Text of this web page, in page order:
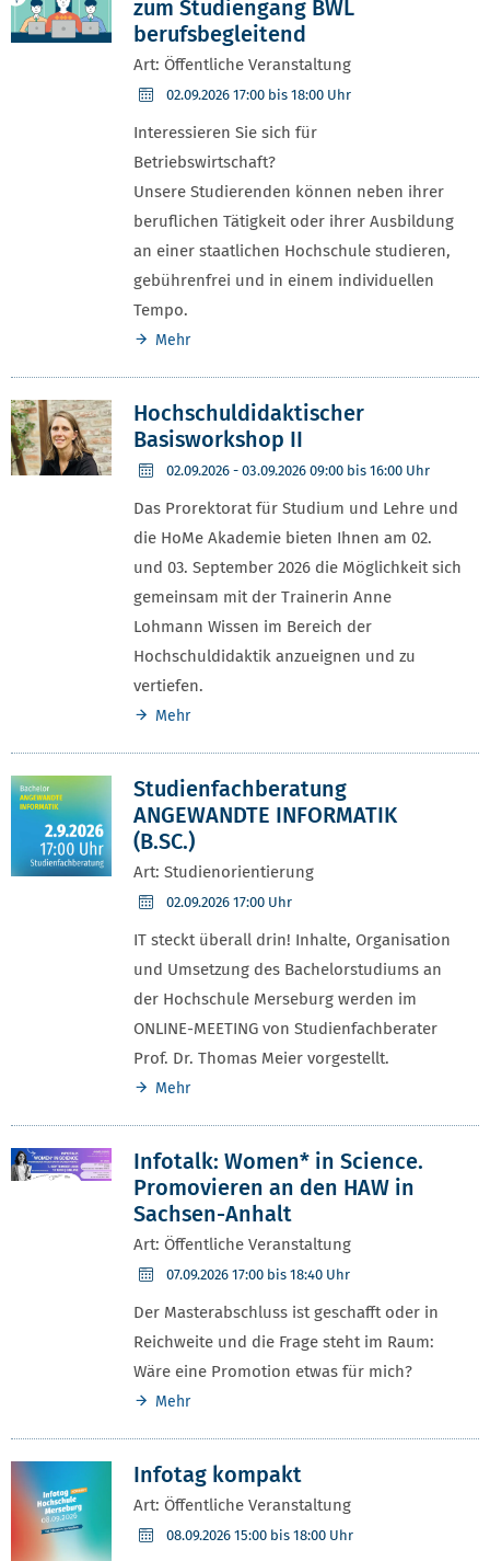
zum Studiengang BWL
berufsbegleitend
Art: Öffentliche Veranstaltung
02.09.2026 17:00 bis 18:00 Uhr
Interessieren Sie sich für
Betriebswirtschaft?
Unsere Studierenden können neben ihrer
beruflichen Tätigkeit oder ihrer Ausbildung
an einer staatlichen Hochschule studieren,
gebührenfrei und in einem individuellen
Tempo.
Mehr
Hochschuldidaktischer
Basisworkshop II
02.09.2026 - 03.09.2026 09:00 bis 16:00 Uhr
Das Prorektorat für Studium und Lehre und
die HoMe Akademie bieten Ihnen am 02.
und 03. September 2026 die Möglichkeit sich
gemeinsam mit der Trainerin Anne
Lohmann Wissen im Bereich der
Hochschuldidaktik anzueignen und zu
vertiefen.
Mehr
Studienfachberatung
ANGEWANDTE INFORMATIK
(B.SC.)
Art: Studienorientierung
02.09.2026 17:00 Uhr
IT steckt überall drin! Inhalte, Organisation
und Umsetzung des Bachelorstudiums an
der Hochschule Merseburg werden im
ONLINE-MEETING von Studienfachberater
Prof. Dr. Thomas Meier vorgestellt.
Mehr
Infotalk: Women* in Science.
Promovieren an den HAW in
Sachsen-Anhalt
Art: Öffentliche Veranstaltung
07.09.2026 17:00 bis 18:40 Uhr
Der Masterabschluss ist geschafft oder in
Reichweite und die Frage steht im Raum:
Wäre eine Promotion etwas für mich?
Mehr
Infotag kompakt
Art: Öffentliche Veranstaltung
08.09.2026 15:00 bis 18:00 Uhr